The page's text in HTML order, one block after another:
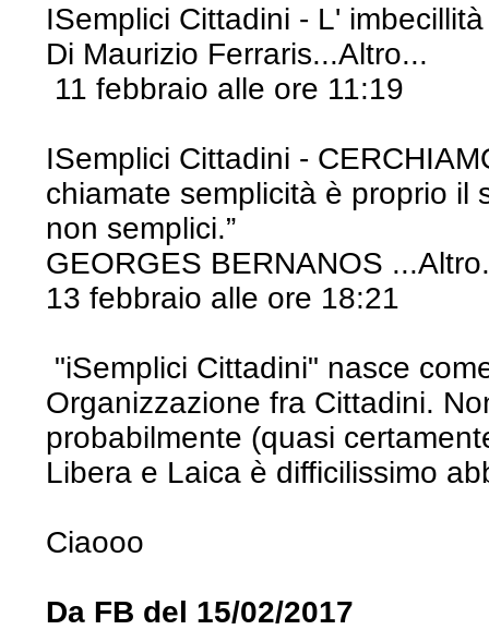
ISemplici Cittadini - L'
Di Maurizio Ferraris...Altro...
11 febbraio alle ore 11:19
ISemplici Cittadini -
chiamate semplicità è proprio il
non semplici.”
GEORGES BERNANOS
13 febbraio alle ore 18:21
"iSemplici Cittadini" nasce
Organizzazione fra Cittadini.
probabilmente (quasi
Libera e Laica è difficilissimo
Ciaooo
Da FB del 15/02/2017